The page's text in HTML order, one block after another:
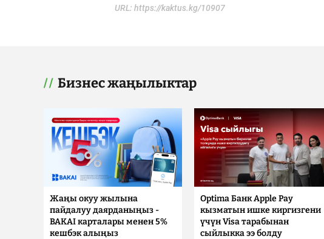
URL: https://kaktus.kg/10907
Бизнес жаңылыктар
Жаңы окуу жылына
пайдалуу даярданыңыз -
BAKAI карталары менен 5%
кешбэк алыңыз
Optima Банк Apple Pay
кызматын ишке киргизгени
үчүн Visa тарабынан
сыйлыкка ээ болду